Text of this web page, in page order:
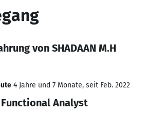
von SHADAAN M.H
4 Jahre und 7 Monate, seit Feb. 2022
Functional Analyst